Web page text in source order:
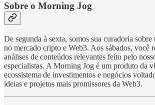
Sobre o Morning Jog
De segunda à sexta, somos sua curadoria
no mercado cripto e Web3. Aos sábados, você
análises de conteúdos relevantes feito pelo
especialistas. A Morning Jog é um produto da
ecossistema de investimentos e negócios
ideias e projetos mais promissores da Web3.